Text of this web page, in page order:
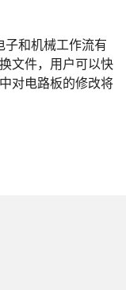
子和机械工作流有
文件，用户可以快
对电路板的修改将